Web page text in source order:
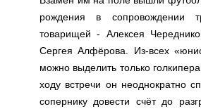
рождения в сопровождении
товарищей - Алексея
Сергея Алфёрова. Из-всех
можно выделить только
ходу встречи он неоднократно
сопернику довести счёт до